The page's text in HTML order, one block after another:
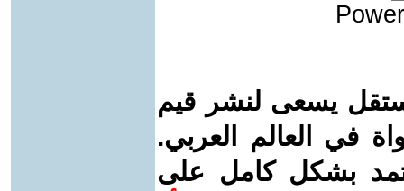
يسعى لنشر قيم
في العالم العربي.
بشكل كامل على